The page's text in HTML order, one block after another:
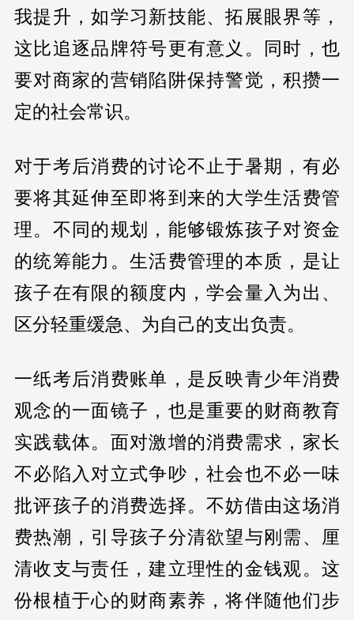
我提升，如学习新技能、拓展眼界等，
这比追逐品牌符号更有意义。同时，也
要对商家的营销陷阱保持警觉，积攒一
定的社会常识。
对于考后消费的讨论不止于暑期，有必
要将其延伸至即将到来的大学生活费管
理。不同的规划，能够锻炼孩子对资金
的统筹能力。生活费管理的本质，是让
孩子在有限的额度内，学会量入为出、
区分轻重缓急、为自己的支出负责。
一纸考后消费账单，是反映青少年消费
观念的一面镜子，也是重要的财商教育
实践载体。面对激增的消费需求，家长
不必陷入对立式争吵，社会也不必一味
批评孩子的消费选择。不妨借由这场消
费热潮，引导孩子分清欲望与刚需、厘
清收支与责任，建立理性的金钱观。这
份根植于心的财商素养，将伴随他们步